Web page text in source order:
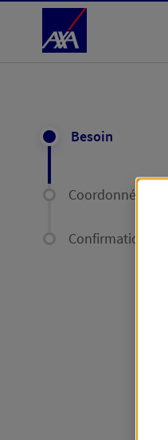
Accéder au Contenu
Besoin
Coordonnées
Confirmation